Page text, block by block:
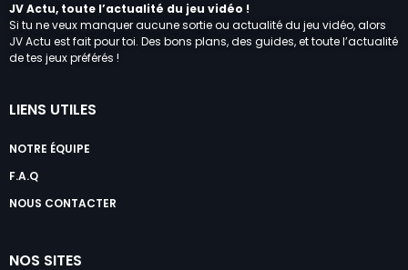
JV Actu, toute l’actualité du jeu vidéo !
Si tu ne veux manquer aucune sortie ou actualité du jeu vidéo, alors
JV Actu est fait pour toi. Des bons plans, des guides, et toute l’actualité
de tes jeux préférés !
LIENS UTILES
NOTRE ÉQUIPE
F.A.Q
NOUS CONTACTER
NOS SITES